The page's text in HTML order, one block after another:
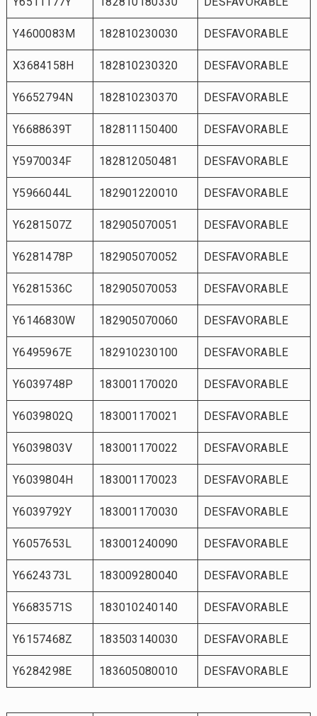
Y4600083M 182810230030 DESFAVORABLE
X3684158H 182810230320 DESFAVORABLE
Y6652794N 182810230370 DESFAVORABLE
Y6688639T 182811150400 DESFAVORABLE
Y5970034F 182812050481 DESFAVORABLE
Y5966044L 182901220010 DESFAVORABLE
Y6281507Z 182905070051 DESFAVORABLE
Y6281478P 182905070052 DESFAVORABLE
Y6281536C 182905070053 DESFAVORABLE
Y6146830W 182905070060 DESFAVORABLE
Y6495967E 182910230100 DESFAVORABLE
Y6039748P 183001170020 DESFAVORABLE
Y6039802Q 183001170021 DESFAVORABLE
Y6039803V 183001170022 DESFAVORABLE
Y6039804H 183001170023 DESFAVORABLE
Y6039792Y 183001170030 DESFAVORABLE
Y6057653L 183001240090 DESFAVORABLE
Y6624373L 183009280040 DESFAVORABLE
Y6683571S 183010240140 DESFAVORABLE
Y6157468Z 183503140030 DESFAVORABLE
Y6284298E 183605080010 DESFAVORABLE